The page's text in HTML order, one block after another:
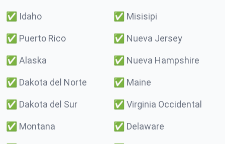
✅ Idaho ✅ Misisipi
✅ Puerto Rico ✅ Nueva Jersey
✅ Alaska ✅ Nueva Hampshire
✅ Dakota del Norte ✅ Maine
✅ Dakota del Sur ✅ Virginia Occidental
✅ Montana ✅ Delaware